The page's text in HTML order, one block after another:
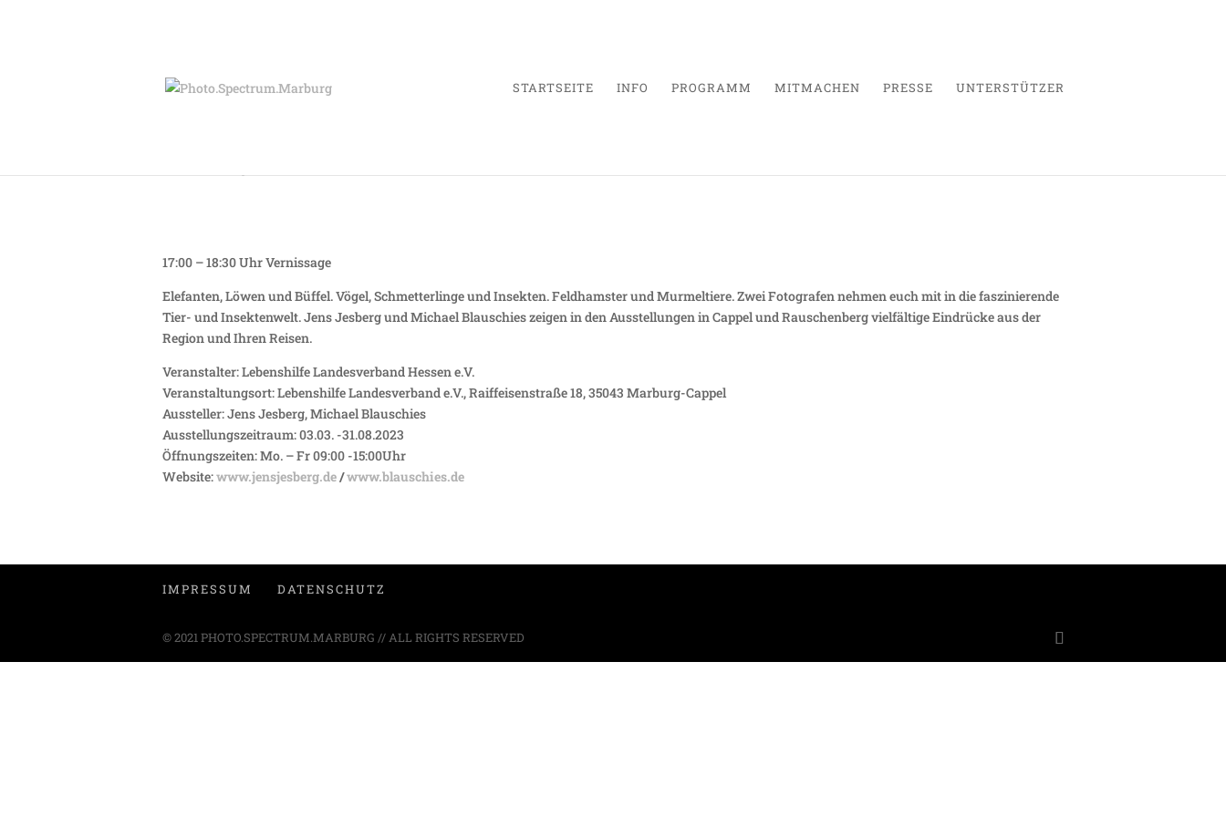
STARTSEITE INFO PROGRAMM MITMACHEN PRESSE UNTERSTÜTZER
17:00 – 18:30 Uhr Vernissage
Elefanten, Löwen und Büffel. Vögel, Schmetterlinge und Insekten. Feldhamster und Murmeltiere. Zwei Fotografen nehmen euch mit in die faszinierende
Tier- und Insektenwelt. Jens Jesberg und Michael Blauschies zeigen in den Ausstellungen in Cappel und Rauschenberg vielfältige Eindrücke aus der
Region und Ihren Reisen.
Veranstalter: Lebenshilfe Landesverband Hessen e.V.
Veranstaltungsort: Lebenshilfe Landesverband e.V., Raiffeisenstraße 18, 35043 Marburg-Cappel
Aussteller: Jens Jesberg, Michael Blauschies
Ausstellungszeitraum: 03.03. -31.08.2023
Öffnungszeiten: Mo. – Fr 09:00 -15:00Uhr
Website:www.jensjesberg.de/www.blauschies.de
IMPRESSUM DATENSCHUTZ
© 2021 PHOTO.SPECTRUM.MARBURG // ALL RIGHTS RESERVED